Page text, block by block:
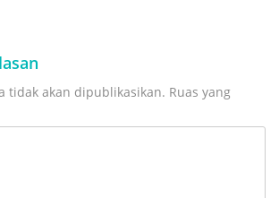
tidak akan dipublikasikan. Ruas yang